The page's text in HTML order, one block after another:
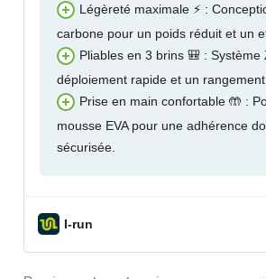
Légèreté maximale ⚡ :
carbone pour un poids réduit et un
Pliables en 3 brins 🎒 : Système
déploiement rapide et un rangement
Prise en main confortable 🤲 :
mousse EVA pour une adhérence
sécurisée.
I-run